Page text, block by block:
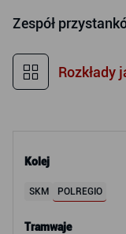
Kolej
SKM POLREGIO
Tramwaje
Zespół
Rozkłady